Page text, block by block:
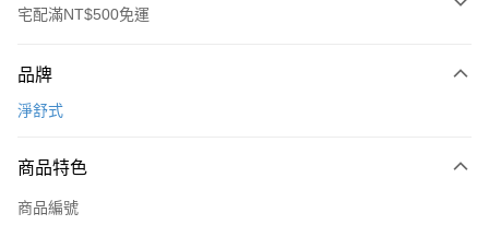
宅配滿NT$500免運
信用卡一次付款
ATM付款
貨到付款
品牌
淨舒式
商品特色
商品編號